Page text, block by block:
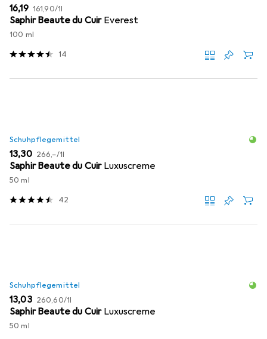
EUR
16,19 EUR
161,90/1l
Saphir Beaute du Cuir Everest
100 ml
14
Schuhpflegemittel
EUR
13,30 EUR
266,–/1l
Saphir Beaute du Cuir Luxuscreme
50 ml
42
Schuhpflegemittel
EUR
13,03 EUR
260,60/1l
Saphir Beaute du Cuir Luxuscreme
50 ml